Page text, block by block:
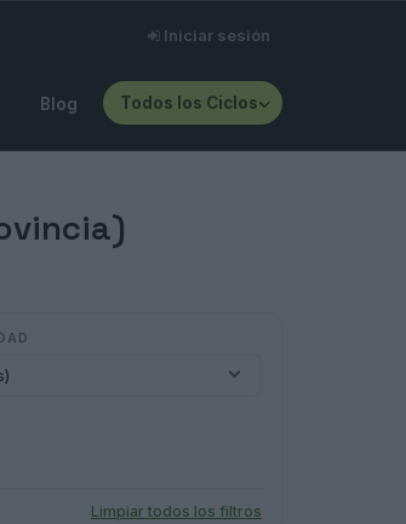
Iniciar sesión
Blog Todos los Ciclos
Limpiar todos los filtros